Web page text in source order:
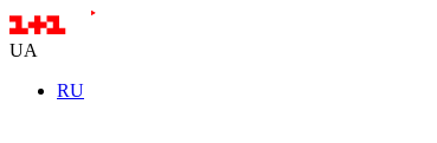
UA
RU